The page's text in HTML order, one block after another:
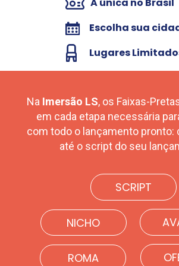
Escolha sua
A única no Brasil
Lugares
Na Imersão LS, os Faixas-
em cada etapa necessária
com todo o lançamento pronto:
até o script do seu
NICHO
ROMA
SCRIPT